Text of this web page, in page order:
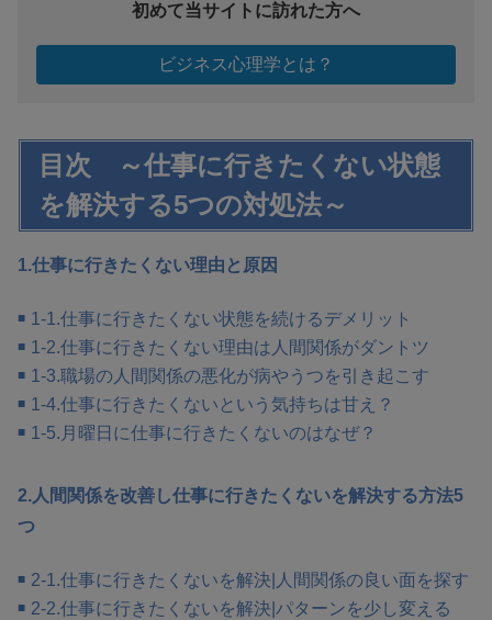
初めて当サイトに訪れた方へ
ビジネス心理学とは？
目次 ～仕事に行きたくない状態
を解決する5つの対処法～
1.仕事に行きたくない理由と原因
1-1.仕事に行きたくない状態を続けるデメリット
1-2.仕事に行きたくない理由は人間関係がダントツ
1-3.職場の人間関係の悪化が病やうつを引き起こす
1-4.仕事に行きたくないという気持ちは甘え？
1-5.月曜日に仕事に行きたくないのはなぜ？
2.人間関係を改善し仕事に行きたくないを解決する方法5
つ
2-1.仕事に行きたくないを解決|人間関係の良い面を探す
2-2.仕事に行きたくないを解決|パターンを少し変える